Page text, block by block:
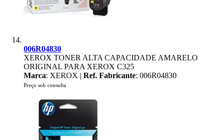
006R04830
XEROX TONER ALTA CAPACIDADE AMARELO
ORIGINAL PARA XEROX C325
Marca: XEROX | Ref. Fabricante: 006R04830
Preço sob consulta